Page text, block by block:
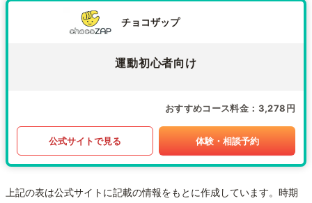
チョコザップ
運動初心者向け
おすすめコース料金 3,278円
公式サイトで見る 体験・相談予約
上記の表は公式サイトに記載の情報をもとに作成しています。時期